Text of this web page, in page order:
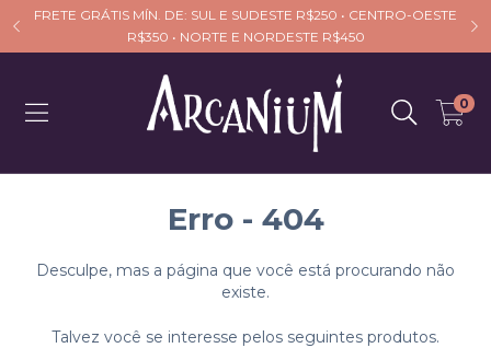
FRETE GRÁTIS MÍN. DE: SUL E SUDESTE R$250 • CENTRO-OESTE
R$350 • NORTE E NORDESTE R$450
0
Erro - 404
Desculpe, mas a página que você está procurando não
existe.
Talvez você se interesse pelos seguintes produtos.